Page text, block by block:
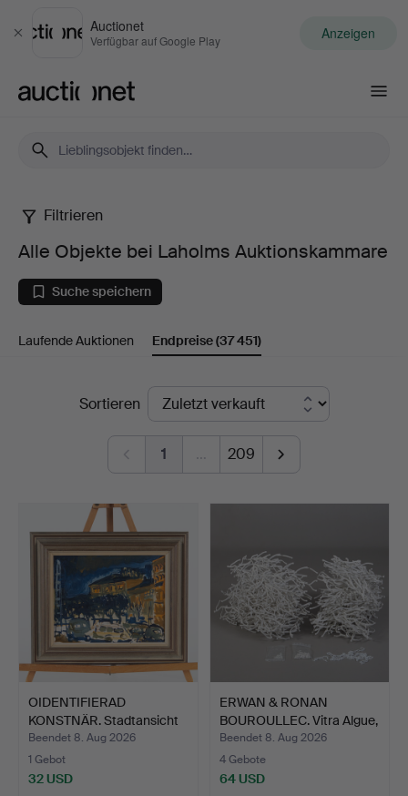
Schließen
Auctionet
Verfügbar auf Google Play Anzeigen
Alle
Objekte
bei
Laholms
Auktionskammare
Filtrieren
Alle Objekte bei Laholms Auktionskammare
Suche speichern
Laufende Auktionen Endpreise(37 451)
EndpreiseSortieren
1 … 209
OIDENTIFIERAD
KONSTNÄR. Stadtansicht
im Ab…
Beendet 8. Aug 2026
1 Gebot
32 USD
ERWAN & RONAN
BOUROULLEC. Vitra Algue,
ca.…
Beendet 8. Aug 2026
4 Gebote
64 USD